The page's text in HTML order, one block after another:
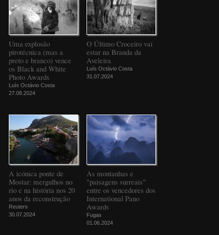
Uma explosão
pirotécnica (mas a
preto e branco) vence
os Black and White
Photo Awards
Luís Octávio Costa
27.08.2024
O Último Croceiro vai
estar na Branda da
Aveleira
Luís Octávio Costa
31.07.2024
A icónica ponte de
Mostar: mergulhos no
rio e na história nos 20
anos da reconstrução
Reuters
30.07.2024
As montanhas e
"paisagens surreais"
entre os vencedores dos
International Pano
Awards
Fugas
01.06.2024